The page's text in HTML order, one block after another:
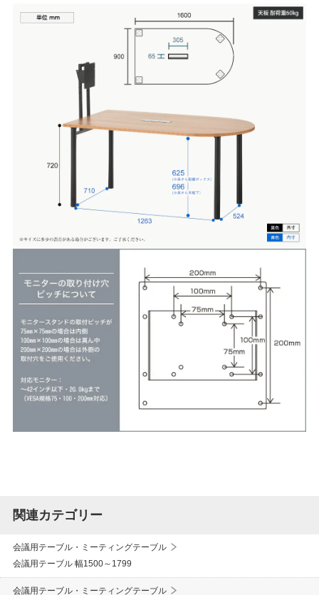
関連カテゴリー
会議用テーブル・ミーティングテーブル
会議用テーブル 幅1500～1799
会議用テーブル・ミーティングテーブル